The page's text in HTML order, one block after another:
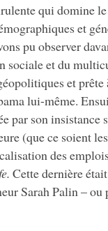
qui domine
et
pu observer
sociale et du
et prête
lui-même.
par son insistance
(que ce soient
des
Cette dernière
Sarah Palin – ou